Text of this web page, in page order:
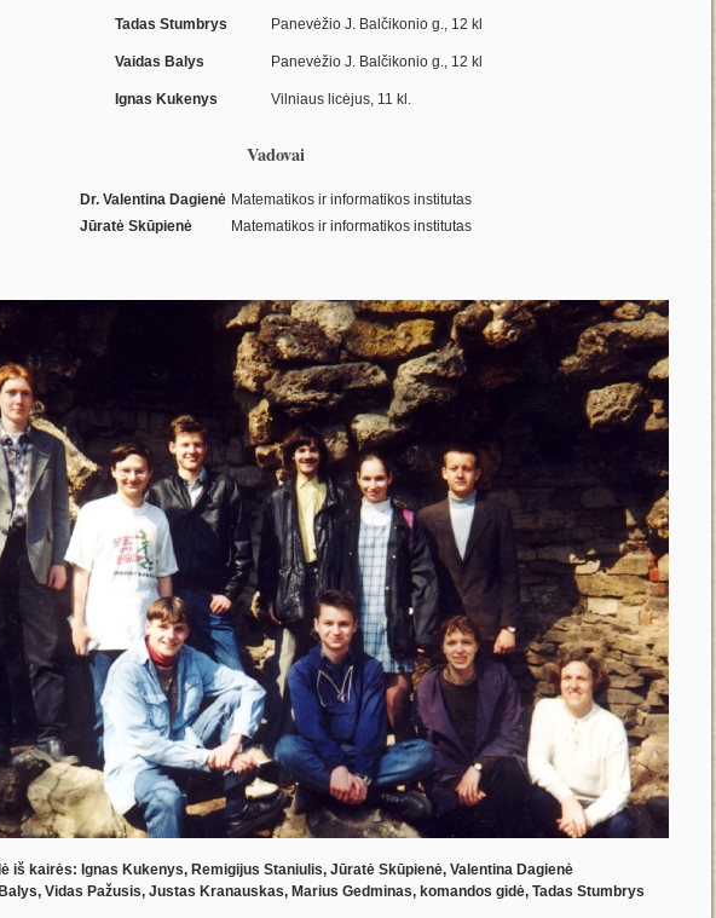
Tadas Stumbrys Panevėžio J. Balčikonio g., 12 kl
Vaidas Balys Panevėžio J. Balčikonio g., 12 kl
Ignas Kukenys Vilniaus licėjus, 11 kl.
Vadovai
Dr. Valentina Dagienė Matematikos ir informatikos institutas
Jūratė Skūpienė
Matematikos ir informatikos institutas
iš kairės: Ignas Kukenys, Remigijus Staniulis, Jūratė Skūpienė, Valentina Dagienė
Balys, Vidas Pažusis, Justas Kranauskas, Marius Gedminas, komandos gidė, Tadas Stumbrys